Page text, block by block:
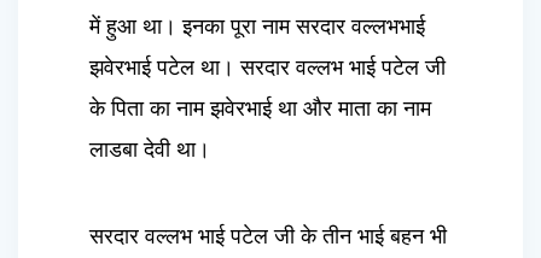
में हुआ था। इनका पूरा नाम सरदार वल्लभभाई
झवेरभाई पटेल था। सरदार वल्लभ भाई पटेल जी
के पिता का नाम झवेरभाई था और माता का नाम
लाडबा देवी था।
सरदार वल्लभ भाई पटेल जी के तीन भाई बहन भी